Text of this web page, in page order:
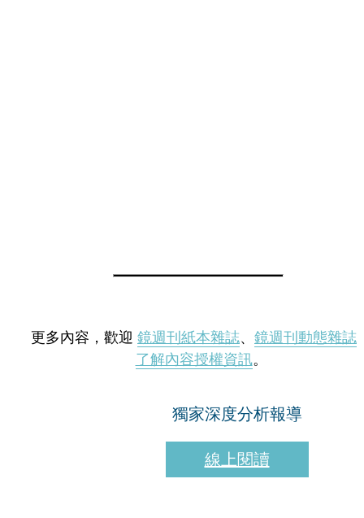
更多內容，歡迎 鏡週刊紙本雜誌、 鏡週刊動態雜誌
了解內容授權資訊。
獨家深度分析報導
線上閱讀